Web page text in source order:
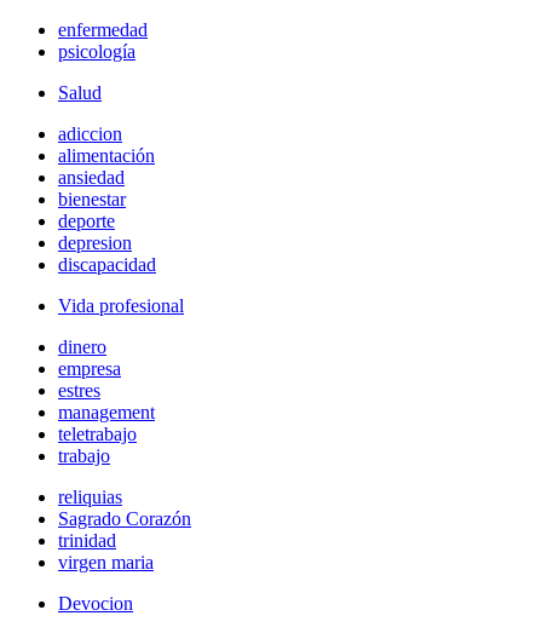
enfermedad
psicología
Salud
adiccion
alimentación
ansiedad
bienestar
deporte
depresion
discapacidad
Vida profesional
dinero
empresa
estres
management
teletrabajo
trabajo
reliquias
Sagrado Corazón
trinidad
virgen maria
Devocion